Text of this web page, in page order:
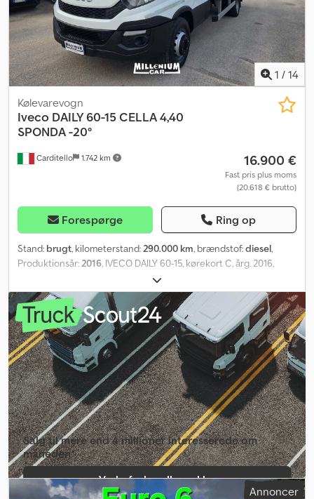
1 / 14
Carditello 1.742 km
Kølevarevogn
Iveco DAILY 60-15 CELLA 4,40
SPONDA -20°
16.900 €
Fast pris plus moms
(20.618 € brutto)
Forespørge Ring op
Stand: brugt, kilometerstand:290.000 km, brændstof:diesel,
Produktionsår:2016, IVECO DAILY 60-15, kørekort C, årg. 2016,
290.000 km, køleaggregat med indvendige mål 4,40x2,30xH2,10 m,
plads til 8 paller, flytbar skillevæg, Thermo King V500 fryseanlæg
(vej- og eldrift) med temperaturregistrator, Dhollandia lift med
1.500 kg lasteevne. Køretøjet er nysynet, på gode dæk og klar til
brug. Finansiering eller leasing muligt på stedet. Dsdpfx Ajympu
Ajn Esck
Salg til mere end 4 millioner interesserede om
måneden
Vælg forhandlerpakke
Annoncer